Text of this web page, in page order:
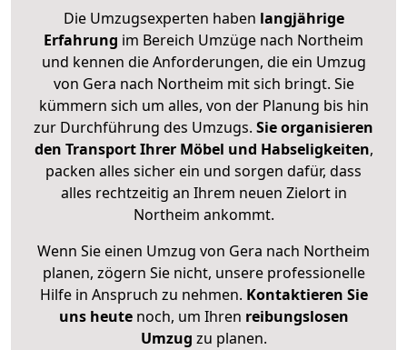
Die Umzugsexperten haben langjährige
Erfahrung im Bereich Umzüge nach Northeim
und kennen die Anforderungen, die ein Umzug
von Gera nach Northeim mit sich bringt. Sie
kümmern sich um alles, von der Planung bis hin
zur Durchführung des Umzugs. Sie organisieren
den Transport Ihrer Möbel und Habseligkeiten,
packen alles sicher ein und sorgen dafür, dass
alles rechtzeitig an Ihrem neuen Zielort in
Northeim ankommt.
Wenn Sie einen Umzug von Gera nach Northeim
planen, zögern Sie nicht, unsere professionelle
Hilfe in Anspruch zu nehmen. Kontaktieren Sie
uns heutenoch, um Ihren reibungslosen
Umzug zu planen.